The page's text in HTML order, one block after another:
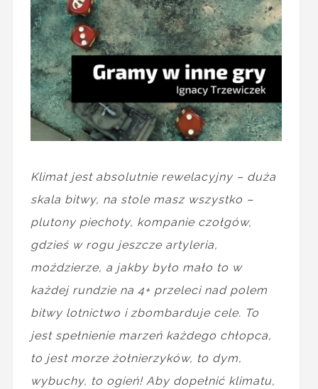
Klimat jest absolutnie rewelacyjny – duża
skala bitwy, na stole masz wszystko –
plutony piechoty, kompanie czołgów,
gdzieś w rogu jeszcze artyleria,
moździerze, a jakby było mało to w
każdej rundzie na 4+ przeleci nad polem
bitwy lotnictwo i zbombarduje cele. To
jest spełnienie marzeń każdego chłopca,
to jest morze żołnierzyków, to dym,
wybuchy, to ogień! Aby dopełnić klimatu,